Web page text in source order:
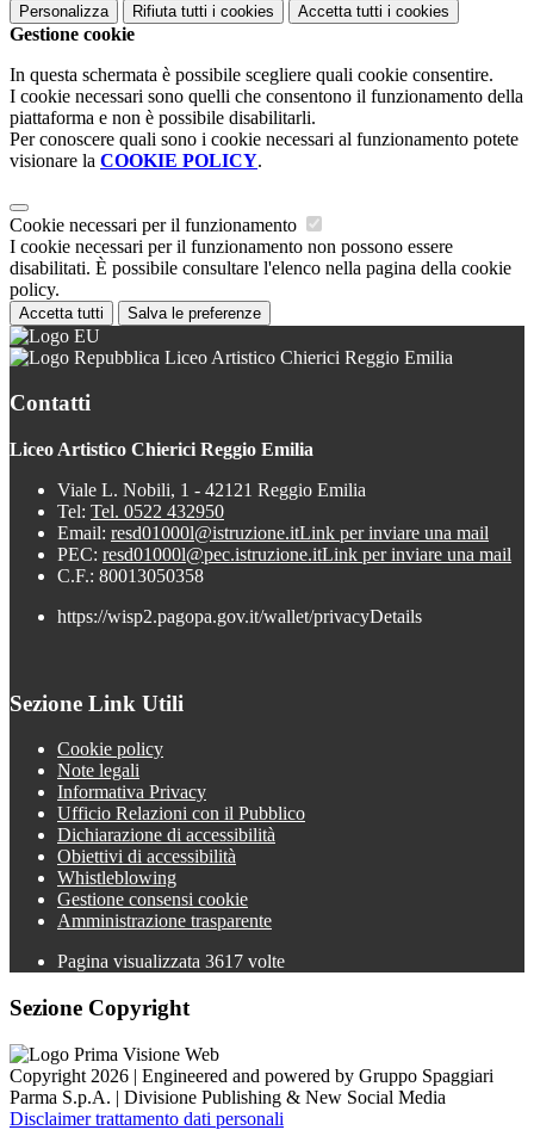
Personalizza Rifiuta tutti i cookies Accetta tutti i cookies
Gestione cookie
In questa schermata è possibile scegliere quali cookie consentire.
I cookie necessari sono quelli che consentono il funzionamento della
piattaforma e non è possibile disabilitarli.
Per conoscere quali sono i cookie necessari al funzionamento potete
visionare la COOKIE POLICY.
Cookie necessari per il funzionamento
I cookie necessari per il funzionamento non possono essere
disabilitati. È possibile consultare l'elenco nella pagina della cookie
policy.
Accetta tutti Salva le preferenze
Liceo Artistico Chierici Reggio Emilia
Contatti
Liceo Artistico Chierici Reggio Emilia
Viale L. Nobili, 1 - 42121 Reggio Emilia
Tel: Tel. 0522 432950
Email: resd01000l@istruzione.itLink per inviare una mail
PEC: resd01000l@pec.istruzione.itLink per inviare una mail
C.F.: 80013050358
https://wisp2.pagopa.gov.it/wallet/privacyDetails
Sezione Link Utili
Cookie policy
Note legali
Informativa Privacy
Ufficio Relazioni con il Pubblico
Dichiarazione di accessibilità
Obiettivi di accessibilità
Whistleblowing
Gestione consensi cookie
Amministrazione trasparente
Pagina visualizzata 3617 volte
Sezione Copyright
Copyright 2026 | Engineered and powered by Gruppo Spaggiari
Parma S.p.A. | Divisione Publishing & New Social Media
Disclaimer trattamento dati personali